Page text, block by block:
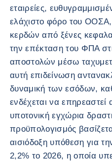
εταιρείες,
ελάχιστο φόρο του
κερδών από ξένες
την επέκταση του ΦΠΑ
αποστολών μέσω
αυτή επιδείνωση
δυναμική των εσόδων,
ενδέχεται να επηρεαστεί
υποτονική εγχώρια
προϋπολογισμός
αισιόδοξη υπόθεση για
2,2% το 2026, η οποία